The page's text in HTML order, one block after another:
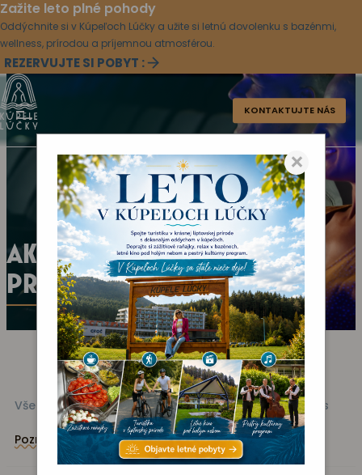
Zažite leto plné pohody
Oddýchnite si v Kúpeľoch Lúčky a užite si letnú dovolenku s bazénmi,
wellness, prírodou a príjemnou atmosférou.
REZERVUJTE SI POBYT :
×
KONTAKTUJTE NÁS
AKTUÁLNY KULTÚRNY
PROGRAM
Všetky akcie Kino Vystúpenie Zábava Fitness
Poznávanie